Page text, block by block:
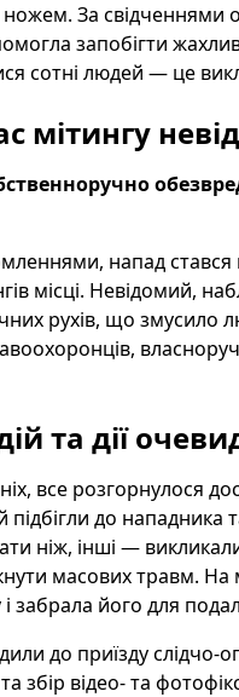
ножем. За свідченнями
запобігти
сотні людей — це
мітингу
напад стався
місці. Невідомий,
рухів, що змусило
та дії
все розгорнулося
підбігли до нападника
ніж, інші —
масових травм. На
забрала його для
до приїзду слідчо-
збір відео- та